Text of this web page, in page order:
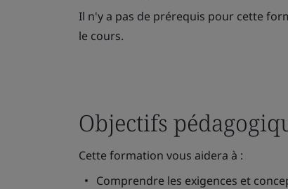
Il n'y a pas de prérequis pour cette
le cours.
Objectifs
Cette formation vous aidera à :
Comprendre les exigences et